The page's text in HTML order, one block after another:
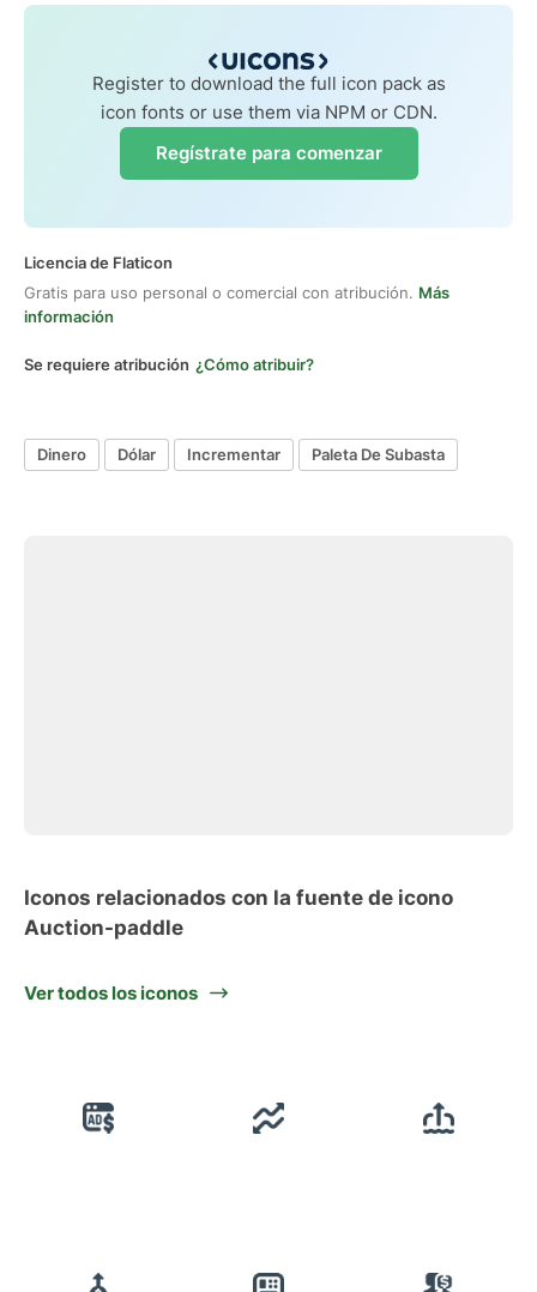
Register to download the full icon pack as
icon fonts or use them via NPM or CDN.
Regístrate para comenzar
Licencia de Flaticon
Gratis para uso personal o comercial con atribución. Más
información
Se requiere atribución ¿Cómo atribuir?
Dinero Dólar Incrementar Paleta De Subasta
Iconos relacionados con la fuente de icono
Auction-paddle
Ver todos los iconos